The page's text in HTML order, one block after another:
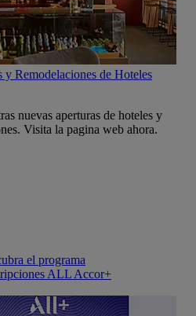
y Remodelaciones de Hoteles
nuevas aperturas de hoteles y
Visita la pagina web ahora.
el programa
ALL Accor+